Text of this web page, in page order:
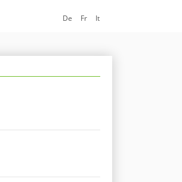
De Fr It